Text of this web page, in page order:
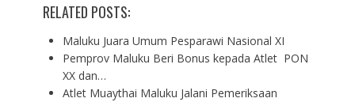
RELATED POSTS:
Maluku Juara Umum Pesparawi Nasional XI
Pemprov Maluku Beri Bonus kepada Atlet PON
XX dan…
Atlet Muaythai Maluku Jalani Pemeriksaan